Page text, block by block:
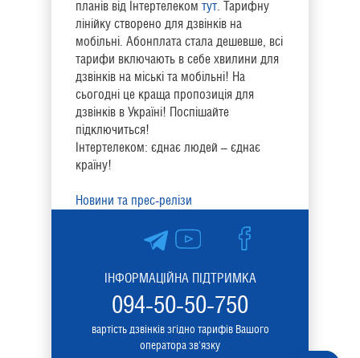
планів від Інтертелеком тут. Тарифну
лінійку створено для дзвінків на
мобільні. Абонплата стала дешевше, всі
тарифи включають в себе хвилини для
дзвінків на міські та мобільні! На
сьогодні це краща пропозиція для
дзвінків в Україні! Поспішайте
підключиться!
Інтертелеком: єднає людей – єднає
країну!
Новини та прес-релізи
ІНФОРМАЦІЙНА ПІДТРИМКА
094-50-50-750
вартість дзвінків згідно тарифів Вашого
оператора зв'язку